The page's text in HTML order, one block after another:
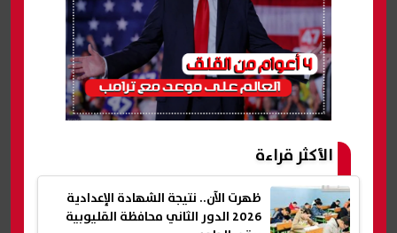
الأكثر قراءة
ظهرت الآن.. نتيجة الشهادة الإعدادية
2026 الدور الثاني محافظة القليوبية